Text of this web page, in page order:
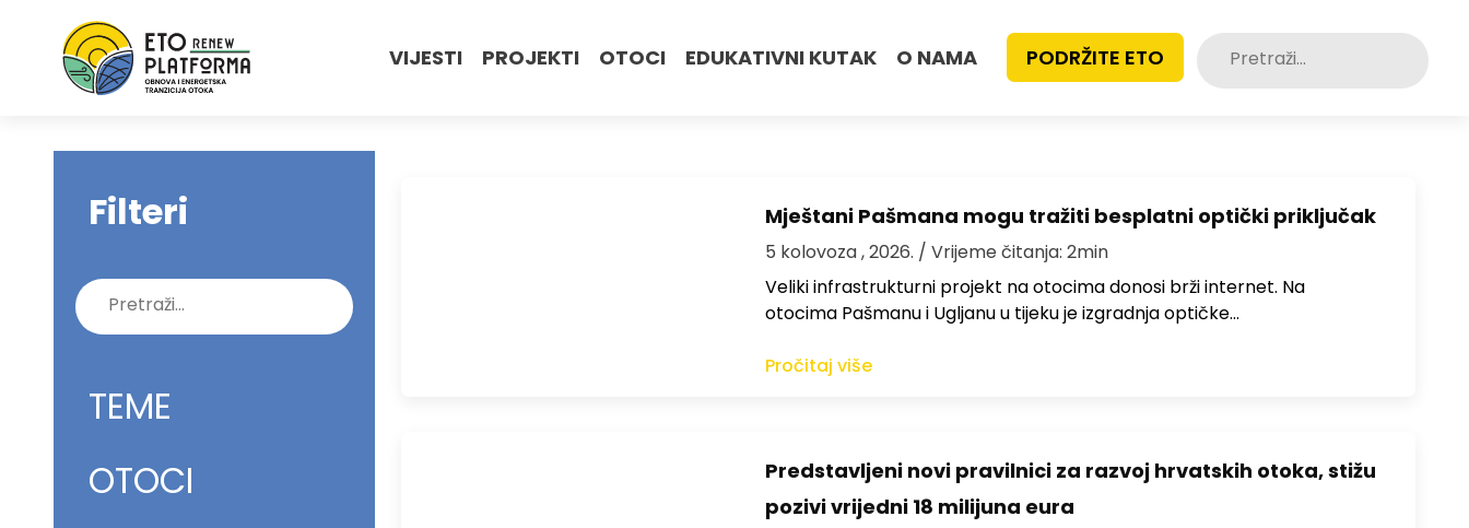
VIJESTI PROJEKTI OTOCI EDUKATIVNI KUTAK O NAMA PODRŽITE ETO Pretraži:
Filteri
Pretraži:
TEME
OTOCI
Mještani Pašmana mogu tražiti besplatni optički priključak
5 kolovoza , 2026. / Vrijeme čitanja: 2min
Veliki infrastrukturni projekt na otocima donosi brži internet. Na
otocima Pašmanu i Ugljanu u tijeku je izgradnja optičke…
Pročitaj više
Predstavljeni novi pravilnici za razvoj hrvatskih otoka, stižu
pozivi vrijedni 18 milijuna eura